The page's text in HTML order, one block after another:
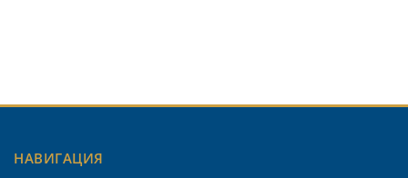
НАВИГАЦИЯ